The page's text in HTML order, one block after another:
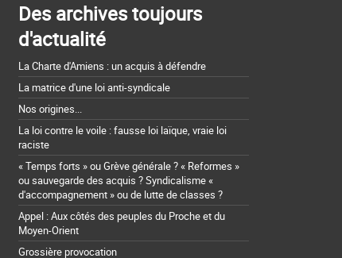
Des archives toujours
d'actualité
La Charte d'Amiens : un acquis à défendre
La matrice d'une loi anti-syndicale
Nos origines...
La loi contre le voile : fausse loi laïque, vraie loi
raciste
« Temps forts » ou Grève générale ? « Reformes »
ou sauvegarde des acquis ? Syndicalisme «
d'accompagnement » ou de lutte de classes ?
Appel : Aux côtés des peuples du Proche et du
Moyen-Orient
Grossière provocation